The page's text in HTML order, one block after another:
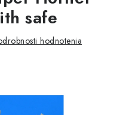
safe
hodnotenia